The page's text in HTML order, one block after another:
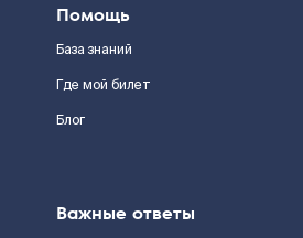
Помощь
База знаний
Где мой билет
Блог
Важные ответы